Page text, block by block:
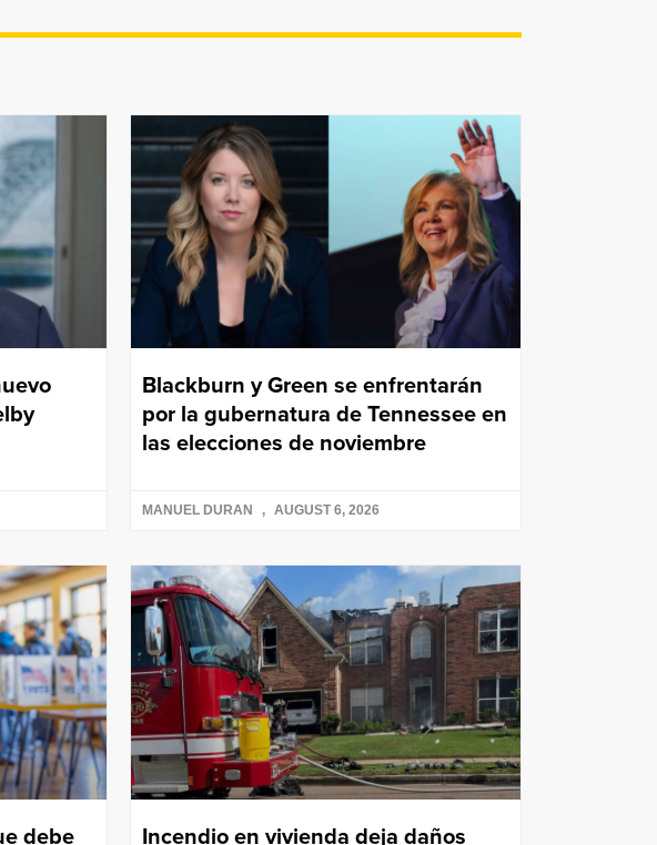
Blackburn y Green se enfrentarán
por la gubernatura de Tennessee en
las elecciones de noviembre
MANUEL DURAN AUGUST 6, 2026
debe Incendio en vivienda deja daños